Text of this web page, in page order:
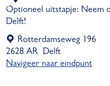
t
K
u
n
l
T
é
t
a
r
l
e
r
i
e
7
Optioneel uitstapje: Neem
Delft!
Rotterdamseweg 196
2628 AR Delft
Navigeer naar eindpunt